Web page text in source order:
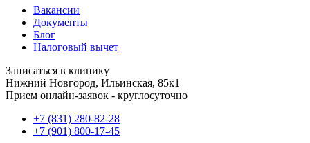
Вакансии
Документы
Блог
Налоговый вычет
Записаться в клинику
Нижний Новгород, Ильинская, 85к1
Прием онлайн-заявок - круглосуточно
+7 (831) 280-82-28
+7 (901) 800-17-45